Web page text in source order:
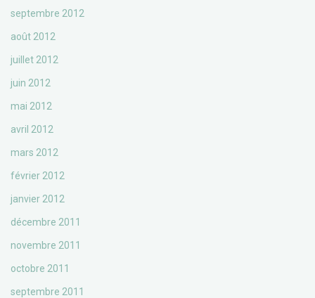
septembre 2012
août 2012
juillet 2012
juin 2012
mai 2012
avril 2012
mars 2012
février 2012
janvier 2012
décembre 2011
novembre 2011
octobre 2011
septembre 2011